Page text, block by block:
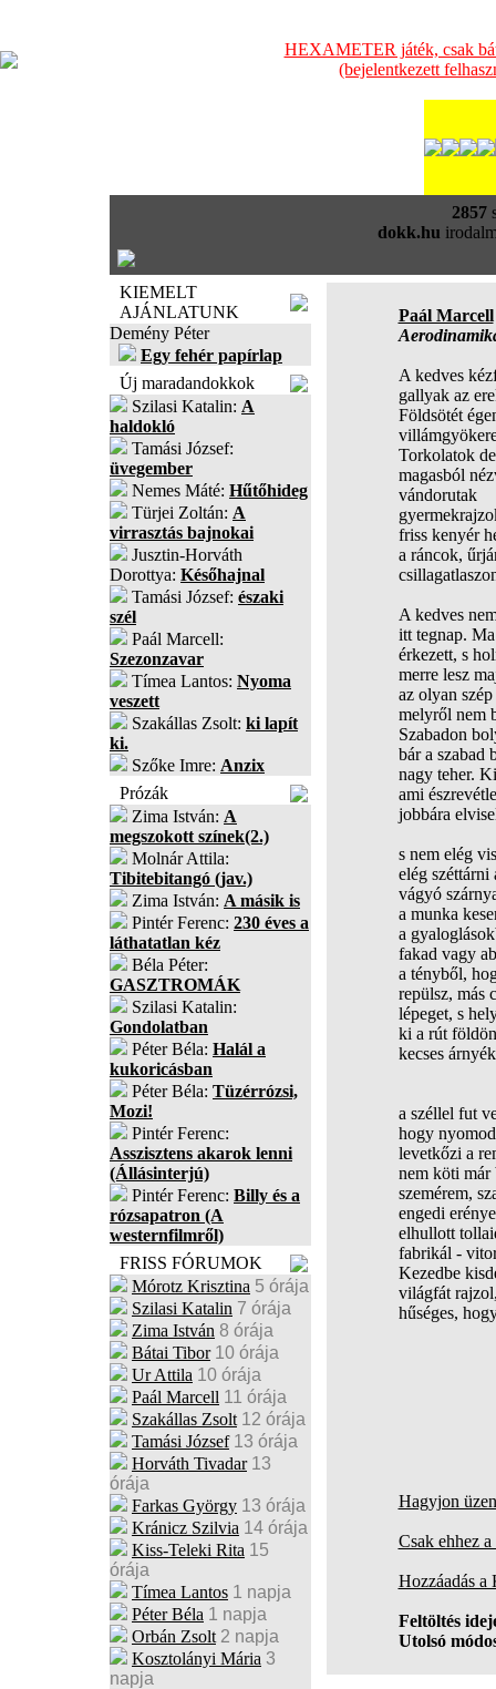
HEXAMETER játék, csak
(bejelentkezett
2857
dokk.hu
KIEMELT
AJÁNLATUNK
Demény Péter
Egy fehér papírlap
Új maradandokkok
Szilasi Katalin: A
haldokló
Tamási József:
üvegember
Nemes Máté: Hűtőhideg
Türjei Zoltán: A
virrasztás bajnokai
Jusztin-Horváth
Dorottya: Későhajnal
Tamási József: északi
szél
Paál Marcell:
Szezonzavar
Tímea Lantos: Nyoma
veszett
Szakállas Zsolt: ki lapít
ki.
Szőke Imre: Anzix
Prózák
Zima István: A
megszokott színek(2.)
Molnár Attila:
Tibitebitangó (jav.)
Zima István: A másik is
Pintér Ferenc: 230 éves a
láthatatlan kéz
Béla Péter:
GASZTROMÁK
Szilasi Katalin:
Gondolatban
Péter Béla: Halál a
kukoricásban
Péter Béla: Tüzérrózsi,
Mozi!
Pintér Ferenc:
Asszisztens akarok lenni
(Állásinterjú)
Pintér Ferenc: Billy és a
rózsapatron (A
westernfilmről)
FRISS FÓRUMOK
Mórotz Krisztina 5 órája
Szilasi Katalin 7 órája
Zima István 8 órája
Bátai Tibor 10 órája
Ur Attila 10 órája
Paál Marcell 11 órája
Szakállas Zsolt 12 órája
Tamási József 13 órája
Horváth Tivadar 13
órája
Farkas György 13 órája
Kránicz Szilvia 14 órája
Kiss-Teleki Rita 15
órája
Tímea Lantos 1 napja
Péter Béla 1 napja
Orbán Zsolt 2 napja
Kosztolányi Mária 3
napja
Paál Marcell
A kedves
gallyak az
Földsötét
Torkolatok
magasból
vándorutak
friss kenyér
a ráncok,
A kedves
itt tegnap.
érkezett, s
merre lesz
az olyan
melyről nem
Szabadon
bár a szabad
nagy teher.
ami
jobbára
s nem elég
elég széttárni
vágyó
a munka
a
fakad vagy
a tényből,
repülsz, más
lépeget, s
ki a rút
kecses
a széllel fut
hogy
levetkőzi a
nem köti már
szemérem,
engedi
elhullott
fabrikál -
Kezedbe
világfát
hűséges,
Hagyjon
Csak ehhez
Hozzáadás
Feltöltés
Utolsó